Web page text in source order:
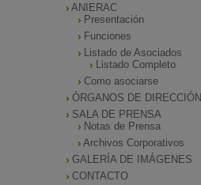
ANIERAC
Presentación
Funciones
Listado de Asociados
Listado Completo
Como asociarse
ÓRGANOS DE DIRECCIÓN
SALA DE PRENSA
Notas de Prensa
Archivos Corporativos
GALERÍA DE IMÁGENES
CONTACTO